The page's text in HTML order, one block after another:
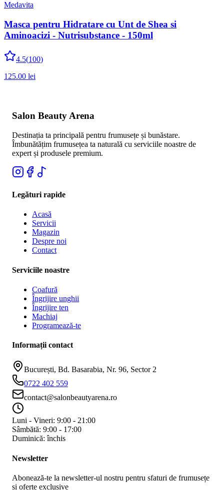
Medavita
Masca pentru Hidratare cu Unt de Shea si
Aminoacizi - Nutrisubstance - 150ml
4.5(100)
125.00 lei
Salon Beauty Arena
Destinația ta principală pentru frumusețe și bunăstare.
Îmbunătățim frumusețea ta naturală cu serviciile noastre de
expert și produsele premium.
Legături rapide
Acasă
Servicii
Magazin
Despre noi
Contact
Serviciile noastre
Coafură
Îngrijire unghii
Îngrijire ten
Machiaj
Programează-te
Informații contact
București, Bd. Basarabia, Nr. 96, Sector 2
0722 402 559
contact@salonbeautyarena.ro
Luni - Vineri: 9:00 - 21:00
Sâmbătă: 9:00 - 17:00
Duminică: închis
Newsletter
Abonează-te la newsletter-ul nostru pentru sfaturi de frumusețe
și oferte exclusive